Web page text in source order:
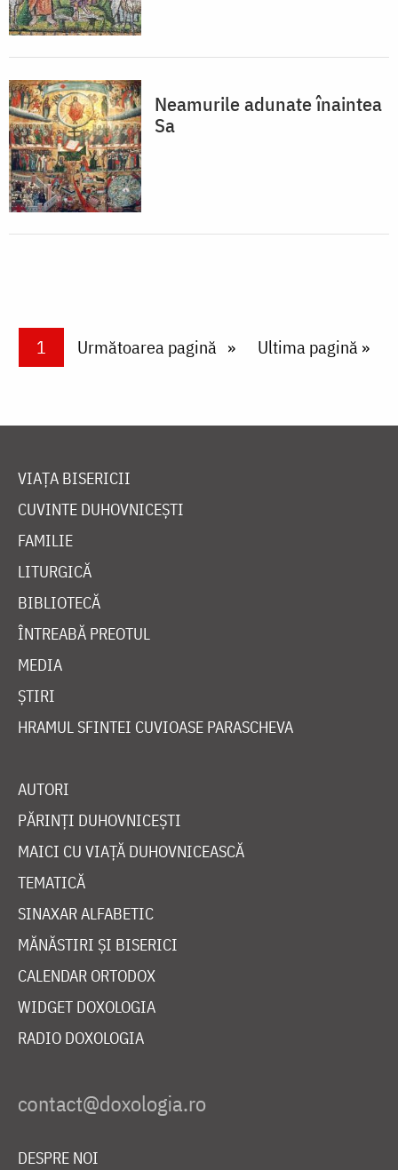
Neamurile adunate înaintea
Sa
PaginareCurrent page
1 Next page
Următoarea pagină Last page
Ultima pagină »
VIAȚA BISERICII
CUVINTE DUHOVNICEȘTI
FAMILIE
LITURGICĂ
BIBLIOTECĂ
ÎNTREABĂ PREOTUL
MEDIA
ȘTIRI
HRAMUL SFINTEI CUVIOASE PARASCHEVA
AUTORI
PĂRINȚI DUHOVNICEȘTI
MAICI CU VIAȚĂ DUHOVNICEASCĂ
TEMATICĂ
SINAXAR ALFABETIC
MĂNĂSTIRI ȘI BISERICI
CALENDAR ORTODOX
WIDGET DOXOLOGIA
RADIO DOXOLOGIA
DESPRE NOI